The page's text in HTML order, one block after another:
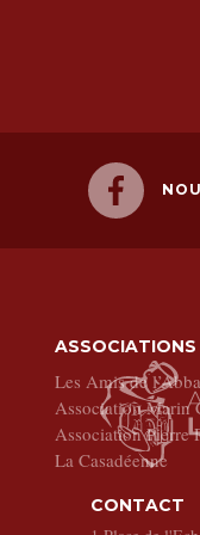
ASSOCIATIONS
Les Amis de
Association Marin
Association Pierre
La Casadéenne
CONTACT